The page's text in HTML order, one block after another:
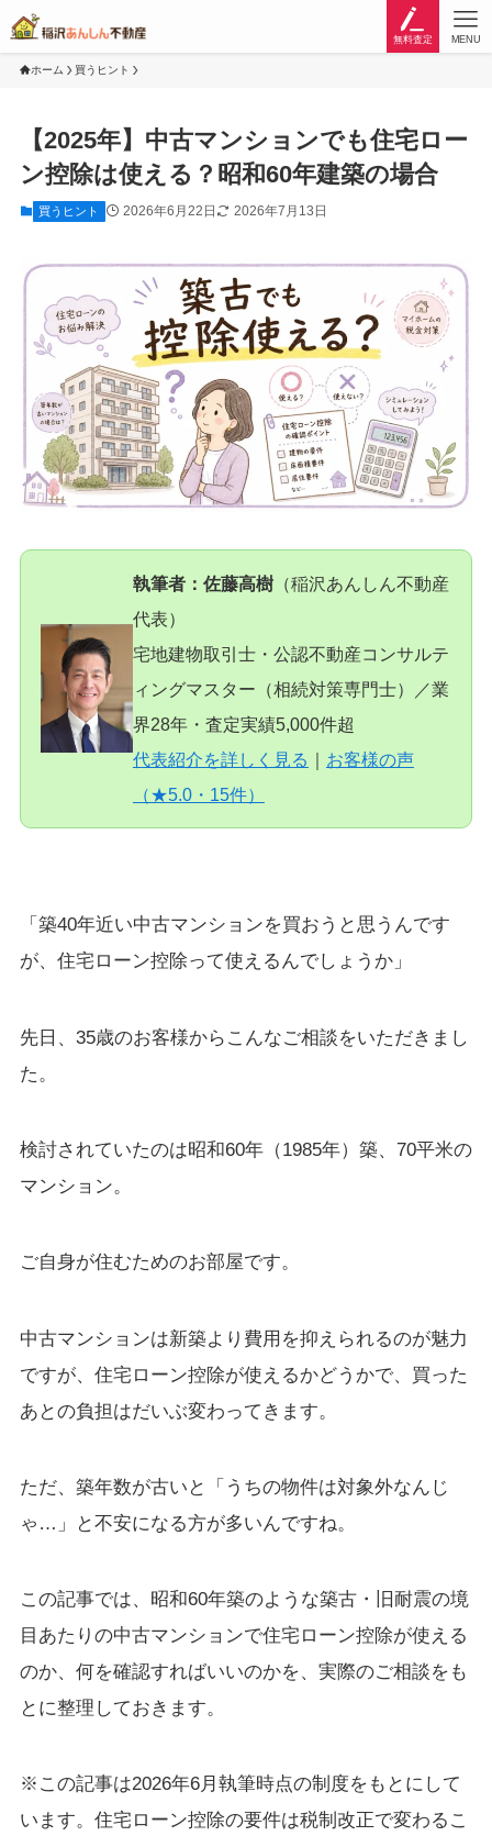
無料査定 MENU
ホーム 買うヒント
【2025年】中古マンションでも住宅ロー
ン控除は使える？昭和60年建築の場合
買うヒント 2026年6月22日 2026年7月13日
執筆者：佐藤高樹（稲沢あんしん不動産
代表）
宅地建物取引士・公認不動産コンサルテ
ィングマスター（相続対策専門士）／業
界28年・査定実績5,000件超
代表紹介を詳しく見る ｜ お客様の声
（★5.0・15件）
「築40年近い中古マンションを買おうと思うんです
が、住宅ローン控除って使えるんでしょうか」
先日、35歳のお客様からこんなご相談をいただきまし
た。
検討されていたのは昭和60年（1985年）築、70平米の
マンション。
ご自身が住むためのお部屋です。
中古マンションは新築より費用を抑えられるのが魅力
ですが、住宅ローン控除が使えるかどうかで、買った
あとの負担はだいぶ変わってきます。
ただ、築年数が古いと「うちの物件は対象外なんじ
ゃ…」と不安になる方が多いんですね。
この記事では、昭和60年築のような築古・旧耐震の境
目あたりの中古マンションで住宅ローン控除が使える
のか、何を確認すればいいのかを、実際のご相談をも
とに整理しておきます。
※この記事は2026年6月執筆時点の制度をもとにして
います。住宅ローン控除の要件は税制改正で変わるこ